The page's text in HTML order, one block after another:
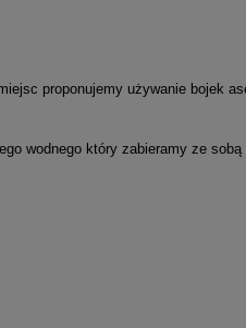
proponujemy używanie bojek
wodnego który zabieramy ze